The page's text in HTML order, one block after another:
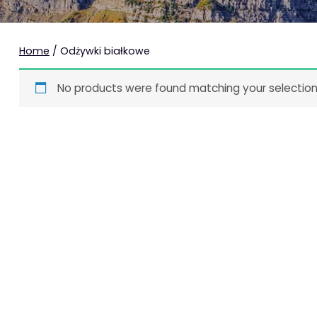
Home / Odżywki białkowe
No products were found matching your